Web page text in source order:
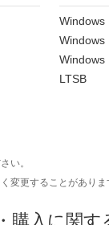
Windows
Windows
Windows
LTSB
い。
変更することがありま
購入に関す